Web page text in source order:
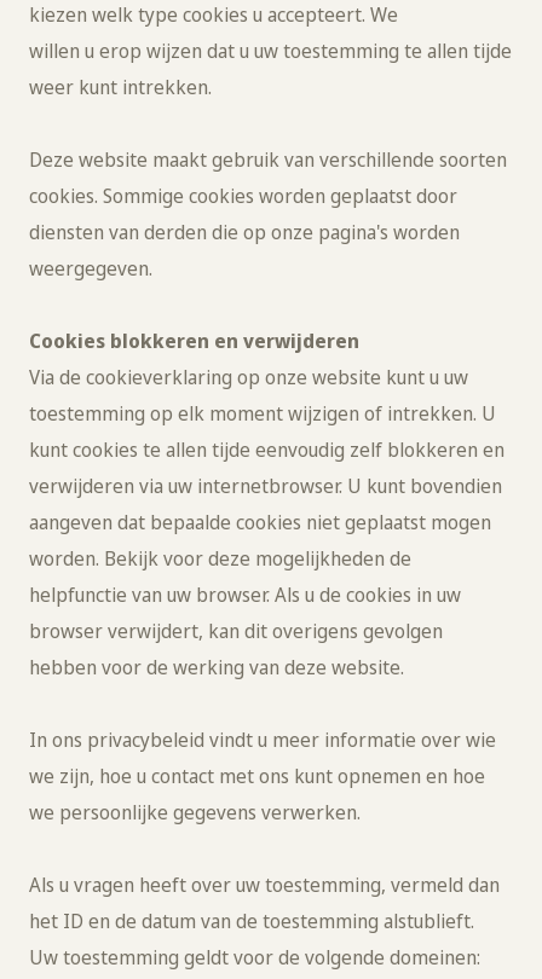
kiezen welk type cookies u accepteert. We
willen u erop wijzen dat u uw toestemming te allen tijde
weer kunt intrekken.
Deze website maakt gebruik van verschillende soorten
cookies. Sommige cookies worden geplaatst door
diensten van derden die op onze pagina's worden
weergegeven.
Cookies blokkeren en verwijderen
Via de cookieverklaring op onze website kunt u uw
toestemming op elk moment wijzigen of intrekken. U
kunt cookies te allen tijde eenvoudig zelf blokkeren en
verwijderen via uw internetbrowser. U kunt bovendien
aangeven dat bepaalde cookies niet geplaatst mogen
worden. Bekijk voor deze mogelijkheden de
helpfunctie van uw browser. Als u de cookies in uw
browser verwijdert, kan dit overigens gevolgen
hebben voor de werking van deze website.
In ons privacybeleid vindt u meer informatie over wie
we zijn, hoe u contact met ons kunt opnemen en hoe
we persoonlijke gegevens verwerken.
Als u vragen heeft over uw toestemming, vermeld dan
het ID en de datum van de toestemming alstublieft.
Uw toestemming geldt voor de volgende domeinen: